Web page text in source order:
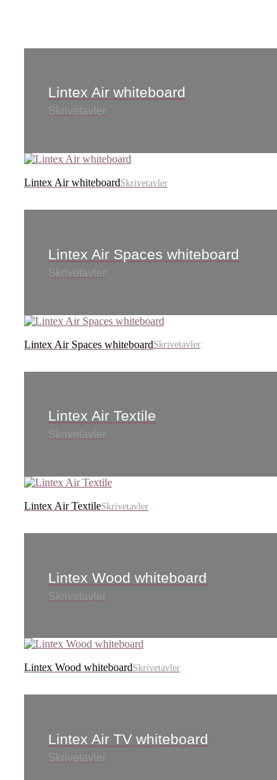
Lintex Air whiteboard
Skrivetavler
Lintex Air whiteboardSkrivetavler
Lintex Air Spaces whiteboard
Skrivetavler
Lintex Air Spaces whiteboardSkrivetavler
Lintex Air Textile
Skrivetavler
Lintex Air TextileSkrivetavler
Lintex Wood whiteboard
Skrivetavler
Lintex Wood whiteboardSkrivetavler
Lintex Air TV whiteboard
Skrivetavler